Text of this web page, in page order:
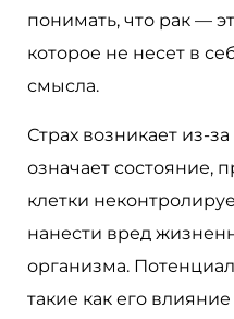
понимать, что рак —
которое не несет в
смысла.
Страх возникает из-
означает состояние,
клетки
нанести вред
организма.
такие как его